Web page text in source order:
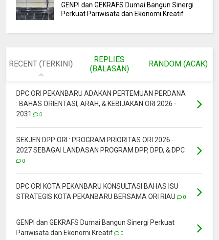
GENPI dan GEKRAFS Dumai Bangun Sinergi
Perkuat Pariwisata dan Ekonomi Kreatif
RECENT (TERKINI)
REPLIES
(BALASAN)
RANDOM (ACAK)
DPC ORI PEKANBARU ADAKAN PERTEMUAN PERDANA
: BAHAS ORIENTASI, ARAH, & KEBIJAKAN ORI 2026 -
2031
0
SEKJEN DPP ORI : PROGRAM PRIORITAS ORI 2026 -
2027 SEBAGAI LANDASAN PROGRAM DPP, DPD, & DPC
0
DPC ORI KOTA PEKANBARU KONSULTASI BAHAS ISU
STRATEGIS KOTA PEKANBARU BERSAMA ORI RIAU
0
GENPI dan GEKRAFS Dumai Bangun Sinergi Perkuat
Pariwisata dan Ekonomi Kreatif
0